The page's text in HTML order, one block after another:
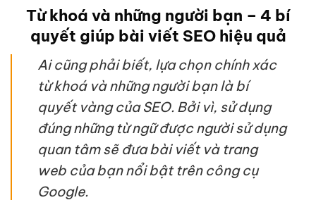
Từ khoá và những người bạn – 4 bí
quyết giúp bài viết SEO hiệu quả
Ai cũng phải biết, lựa chọn chính xác
từ khoá và những người bạn là bí
quyết vàng của SEO. Bởi vì, sử dụng
đúng những từ ngữ được người sử dụng
quan tâm sẽ đưa bài viết và trang
web của bạn nổi bật trên công cụ
Google.